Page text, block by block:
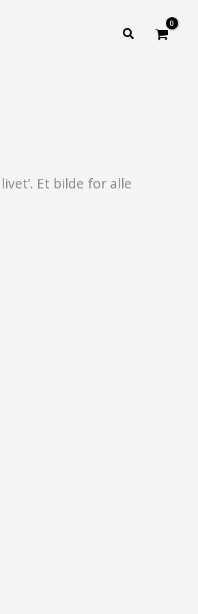
Søk
Et bilde for alle